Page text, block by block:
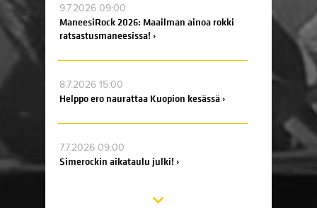
9.7.2026 09:00
ManeesiRock 2026: Maailman ainoa rokki
ratsastusmaneesissa! ›
8.7.2026 15:00
Helppo ero naurattaa Kuopion kesässä ›
7.7.2026 09:00
Simerockin aikataulu julki! ›